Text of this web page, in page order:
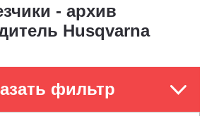
- архив
Husqvarna
фильтр